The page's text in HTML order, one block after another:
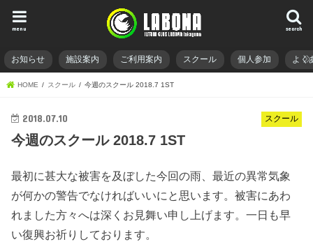
search
menu
お知らせ 施設案内 ご利用案内 スクール 個人参加 よく
HOME スクール 今週のスクール 2018.7 1ST
スクール
2018.07.10
今週のスクール 2018.7 1ST
最初に甚大な被害を及ぼした今回の雨、最近の異常気象
が何かの警告でなければいいにと思います。被害にあわ
れました方々へは深くお見舞い申し上げます。一日も早
い復興お祈りしております。